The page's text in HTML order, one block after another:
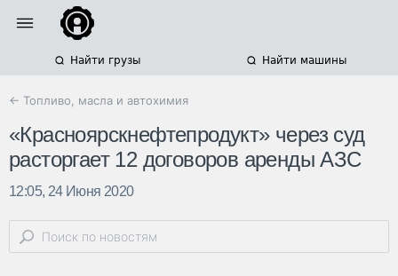
Найти грузы Найти машины
← Топливо, масла и автохимия
«Красноярскнефтепродукт» через суд
расторгает 12 договоров аренды АЗС
12:05, 24 Июня 2020